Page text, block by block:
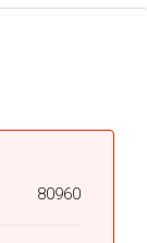
80960